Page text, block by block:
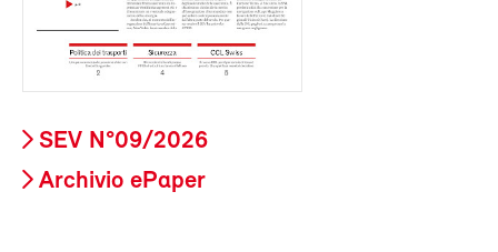
SEV N°09/2026
Archivio ePaper